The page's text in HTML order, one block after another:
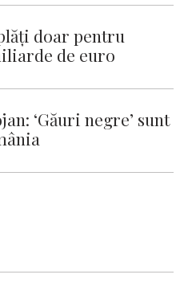
doar pentru
de euro
‘Găuri negre’ sunt